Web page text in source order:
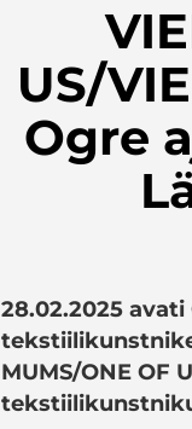
US/
Ogre
28.02.2025
MUMS/ONE OF